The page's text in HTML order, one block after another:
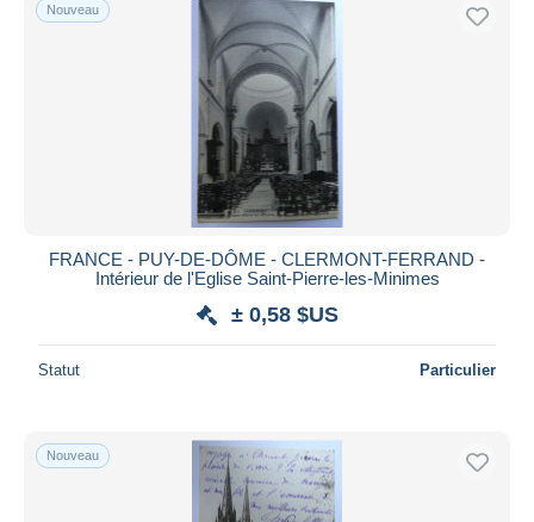
Nouveau
FRANCE - PUY-DE-DÔME - CLERMONT-FERRAND -
Intérieur de l'Eglise Saint-Pierre-les-Minimes
± 0,58 $US
Statut Particulier
Nouveau